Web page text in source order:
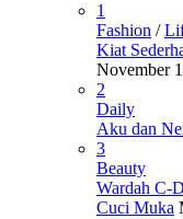
1
Fashion /
Kiat
November
2
Daily
Aku dan
3
Beauty
Wardah C-
Cuci Muka